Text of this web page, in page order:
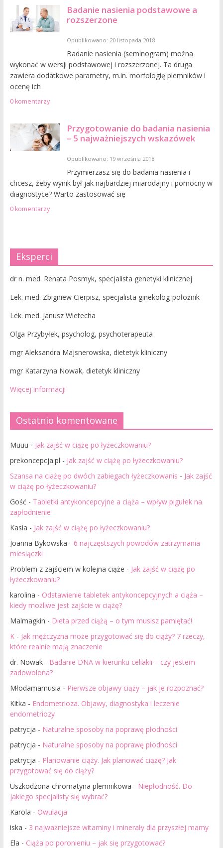
Badanie nasienia podstawowe a
rozszerzone
Opublikowano: 20 listopada 2018
Badanie nasienia (seminogram) można
wykonać w wersji podstawowej i rozszerzonej. Ta druga
zawiera dodatkowe parametry, m.in. morfologię plemników i
ocenę ich
0 komentarzy
Przygotowanie do badania nasienia
– 5 najważniejszych wskazówek
Opublikowano: 19 września 2018
Przymierzasz się do badania nasienia i
chcesz, żeby wynik był jak najbardziej miarodajny i pomocny w
diagnostyce? Warto zastosować się
0 komentarzy
Eksperci
dr n. med. Renata Posmyk, specjalista genetyki klinicznej
Lek. med. Zbigniew Cierpisz, specjalista ginekolog-położnik
Lek. med. Janusz Wietecha
Olga Przybyłek, psycholog, psychoterapeuta
mgr Aleksandra Majsnerowska, dietetyk kliniczny
mgr Katarzyna Nowak, dietetyk kliniczny
Więcej informacji
Ostatnio komentowane
Muuu - Jak zajść w ciążę po łyżeczkowaniu?
prekoncepcja.pl - Jak zajść w ciążę po łyżeczkowaniu?
Szansa na ciażę po dwóch zabiegach łyżeczkowanis - Jak zajść
w ciążę po łyżeczkowaniu?
Gość - Tabletki antykoncepcyjne a ciąża – wpływ pigułek na
zapłodnienie
Kasia - Jak zajść w ciążę po łyżeczkowaniu?
Joanna Bykowska - 6 najczęstszych powodów zatrzymania
miesiączki
Problem z zajściem w kolejna ciąże - Jak zajść w ciążę po
łyżeczkowaniu?
karolina - Odstawienie tabletek antykoncepcyjnych a ciąża –
kiedy możliwe jest zajście w ciążę?
Malmagkin - Dieta przed ciążą – o tym musisz pamiętać!
K- Jak mężczyzna może przygotować się do ciąży? 7 rzeczy,
które realnie mają znaczenie
dr. Nowak- Badanie DNA w kierunku celiakii – czy jestem
zadowolona?
Młodamamusia - Pierwsze objawy ciąży – jak je rozpoznać?
Kitka - Endometrioza. Objawy, diagnostyka i leczenie
endometriozy
patrycja - Naturalne sposoby na poprawę płodności
patrycja - Naturalne sposoby na poprawę płodności
patrycja - Planowanie ciąży. Jak planować ciążę? Jak
przygotować się do ciąży?
Uszkodzona chromatyna plemnikowa - Niepłodność. Do
jakiego specjalisty się wybrać?
Karola - Owulacja
iska - 3 najważniejsze witaminy i minerały dla przyszłej mamy
Ela - Ciąża po poronieniu – jak się przygotować?